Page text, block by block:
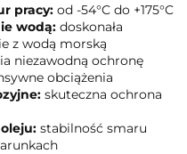
pracy: od -54°C do +175°C
wodą: doskonała
z wodą morską
niezawodną ochronę
obciążenia
skuteczna ochrona
stabilność smaru